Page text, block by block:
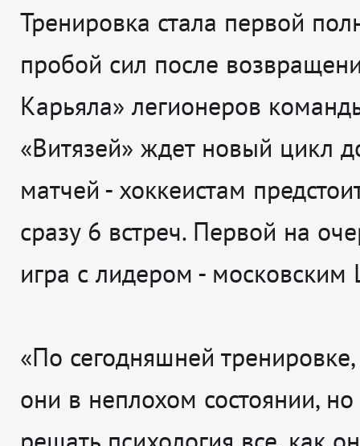
Тренировка стала первой
пробой сил после
Карьяла» легионеров
«Витязей» ждет новый цикл
матчей - хоккеистам
сразу 6 встреч. Первой на
игра с лидером -
«По сегодняшней
они в неплохом состоянии, но